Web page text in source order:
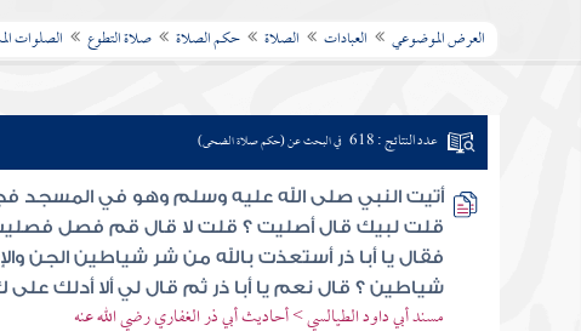
العرض الموضوعي العبادات الصلاة حكم الصلاة صلاة التطوع الصلوات
عدد النتائج : 618 في البحث عن (حكم صلاة الضحى)
أتيت النبي صلى الله عليه وسلم وهو في المسجد
قلت لبيك قال أصليت ؟ قلت لا قال قم فصل
فقال يا أبا ذر أستعذت بالله من شر شياطين الجن
شياطين ؟ قال نعم يا أبا ذر ثم قال لي ألا أدلك على
مسند أبي داود الطيالسي > أحاديث أبي ذر الغفاري رضي الله عنه